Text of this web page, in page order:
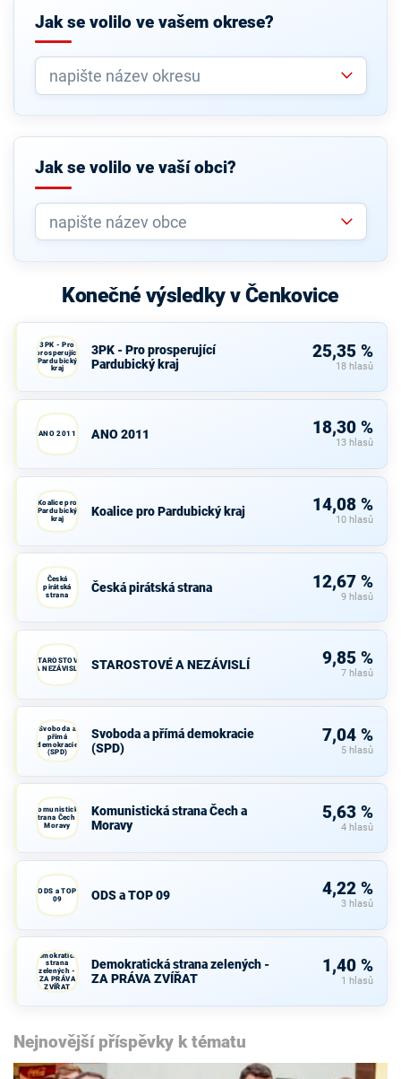
Jak se volilo ve vašem okrese?
Jak se volilo ve vaší obci?
Konečné výsledky v Čenkovice
3PK - Pro
prosperující
Pardubický
kraj
3PK - Pro prosperující
Pardubický kraj
25,35 %
18 hlasů
ANO 2011 ANO 2011 18,30 %
13 hlasů
Koalice pro
Pardubický
kraj
Koalice pro Pardubický kraj 14,08 %
10 hlasů
Česká
pirátská
strana
Česká pirátská strana 12,67 %
9 hlasů
STAROSTOVÉ
A NEZÁVISLÍ
STAROSTOVÉ A NEZÁVISLÍ 9,85 %
7 hlasů
Svoboda a
přímá
demokracie
(SPD)
Svoboda a přímá demokracie
(SPD)
7,04 %
5 hlasů
Komunistická
strana Čech a
Moravy
Komunistická strana Čech a
Moravy
5,63 %
4 hlasů
ODS a TOP
09
ODS a TOP 09 4,22 %
3 hlasů
Demokratická
strana
zelených -
ZA PRÁVA
ZVÍŘAT
Demokratická strana zelených -
ZA PRÁVA ZVÍŘAT
1,40 %
1 hlasů
Nejnovější příspěvky k tématu